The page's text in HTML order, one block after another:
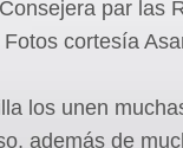
par las
cortesía
los unen
además de